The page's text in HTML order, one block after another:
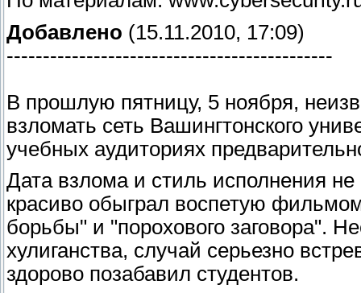
Добавлено (15.11.2010, 17:09)
---------------------------------------------
В прошлую пятницу, 5 ноября,
взломать сеть Вашингтонского
учебных аудиториях
Дата взлома и стиль исполнения
красиво обыграл воспетую
борьбы" и "порохового заговора".
хулиганства, случай серьезно
здорово позабавил студентов.